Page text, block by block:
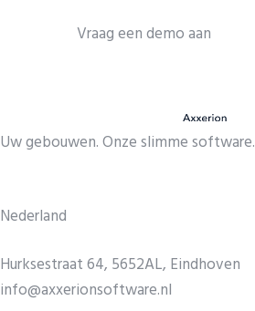
Vraag een demo aan
Uw gebouwen. Onze slimme software.
Nederland
Hurksestraat 64, 5652AL, Eindhoven
info@axxerionsoftware.nl